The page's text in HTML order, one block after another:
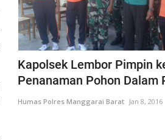
Kapolsek Lembor Pimpin
Penanaman Pohon Dalam
Humas Polres Manggarai Barat Jan 8, 2016